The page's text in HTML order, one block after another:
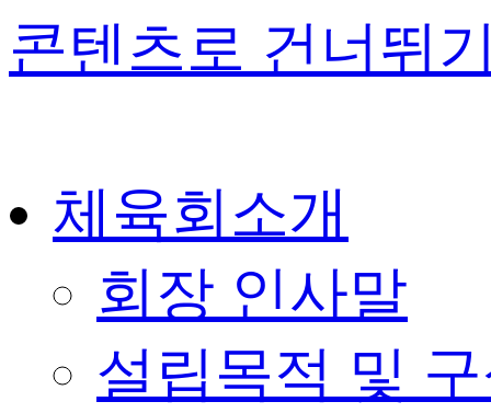
콘텐츠로 건너뛰
체육회소개
회장 인사말
설립목적 및